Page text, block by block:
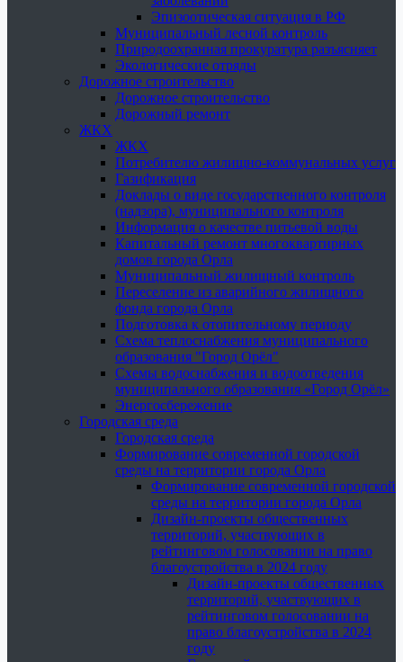
Эпизоотическая ситуация в РФ
Муниципальный лесной контроль
Природоохранная прокуратура разъясняет
Экологические отряды
Дорожное строительство
Дорожное строительство
Дорожный ремонт
ЖКХ
ЖКХ
Потребителю жилищно-коммунальных услуг
Газификация
Доклады о виде государственного контроля
(надзора), муниципального контроля
Информация о качестве питьевой воды
Капитальный ремонт многоквартирных
домов города Орла
Муниципальный жилищный контроль
Переселение из аварийного жилищного
фонда города Орла
Подготовка к отопительному периоду
Схема теплоснабжения муниципального
образования "Город Орёл"
Схемы водоснабжения и водоотведения
муниципального образования «Город Орёл»
Энергосбережение
Городская среда
Городская среда
Формирование современной городской
среды на территории города Орла
Формирование современной городской
среды на территории города Орла
Дизайн-проекты общественных
территорий, участвующих в
рейтинговом голосовании на право
благоустройства в 2024 году
Дизайн-проекты общественных
территорий, участвующих в
рейтинговом голосовании на
право благоустройства в 2024
году